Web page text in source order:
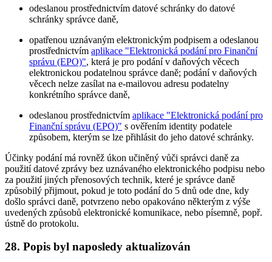
odeslanou prostřednictvím datové schránky do datové
schránky správce daně,
opatřenou uznávaným elektronickým podpisem a odeslanou
prostřednictvím aplikace "Elektronická podání pro Finanční
správu (EPO)", která je pro podání v daňových věcech
elektronickou podatelnou správce daně; podání v daňových
věcech nelze zasílat na e-mailovou adresu podatelny
konkrétního správce daně,
odeslanou prostřednictvím aplikace "Elektronická podání pro
Finanční správu (EPO)" s ověřením identity podatele
způsobem, kterým se lze přihlásit do jeho datové schránky.
Účinky podání má rovněž úkon učiněný vůči správci daně za
použití datové zprávy bez uznávaného elektronického podpisu nebo
za použití jiných přenosových technik, které je správce daně
způsobilý přijmout, pokud je toto podání do 5 dnů ode dne, kdy
došlo správci daně, potvrzeno nebo opakováno některým z výše
uvedených způsobů elektronické komunikace, nebo písemně, popř.
ústně do protokolu.
28. Popis byl naposledy aktualizován